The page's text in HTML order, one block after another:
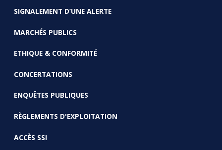
SIGNALEMENT D’UNE ALERTE
MARCHÉS PUBLICS
ETHIQUE & CONFORMITÉ
CONCERTATIONS
ENQUÊTES PUBLIQUES
RÈGLEMENTS D'EXPLOITATION
ACCÈS SSI